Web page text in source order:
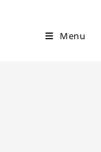
Menu